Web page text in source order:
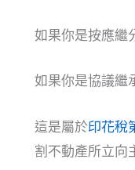
如果你是按應繼
如果你是協議繼
這是屬於印花稅
割不動產所立向